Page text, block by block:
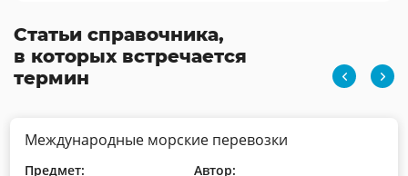
Статьи справочника,
в которых встречается
термин
Международные морские перевозки
Предмет:
Автор: